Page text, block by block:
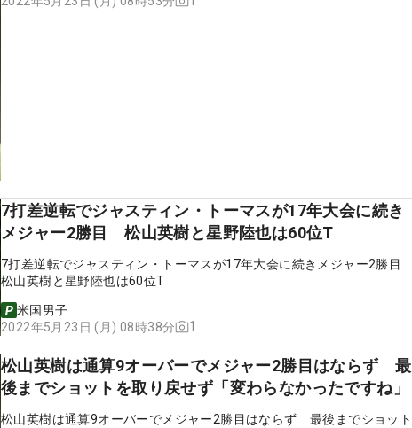
7打差逆転でジャスティン・トーマスが17年大会に続き
メジャー2勝目 松山英樹と星野陸也は60位T
7打差逆転でジャスティン・トーマスが17年大会に続きメジャー2勝目
松山英樹と星野陸也は60位T
米国男子
2022年5月23日 (月) 08時38分
1
松山英樹は通算9オーバーでメジャー2勝目はならず 最
後までショットを取り戻せず「変わらなかったですね」
松山英樹は通算9オーバーでメジャー2勝目はならず 最後までショット